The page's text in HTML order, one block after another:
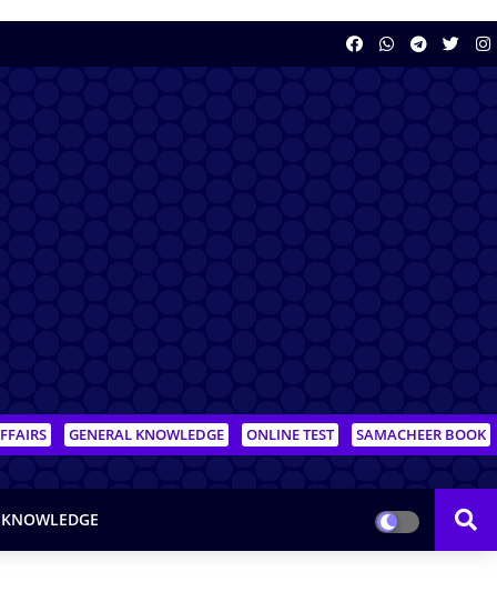
GENERAL KNOWLEDGE ONLINE TEST SAMACHEER BOOK